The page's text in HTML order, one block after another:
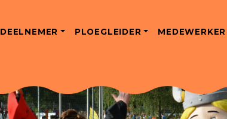
DEELNEMER PLOEGLEIDER MEDEWERKER